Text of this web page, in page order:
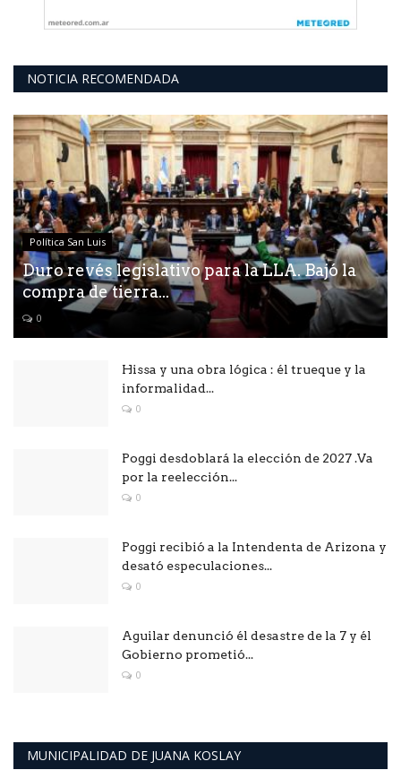
NOTICIA RECOMENDADA
Política San Luis
Duro revés legislativo para la LLA. Bajó la
compra de tierra...
0
Hissa y una obra lógica : él trueque y la
informalidad...
0
Poggi desdoblará la elección de 2027 .Va
por la reelección...
0
Poggi recibió a la Intendenta de Arizona y
desató especulaciones...
0
Aguilar denunció él desastre de la 7 y él
Gobierno prometió...
0
MUNICIPALIDAD DE JUANA KOSLAY